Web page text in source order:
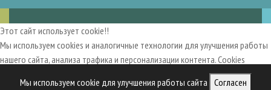
Мы используем cookie для улучшения работы сайта Согласен
Этот сайт использует cookie!!
Мы используем cookies и аналогичные технологии для улучшения работы
нашего сайта, анализа трафика и персонализации контента. Cookies